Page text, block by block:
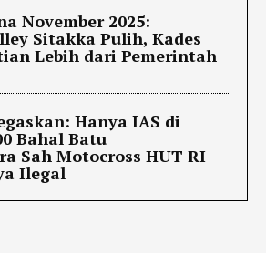
November 2025:
Sitakka Pulih, Kades
Lebih dari Pemerintah
Hanya IAS di
Bahal Batu
Sah Motocross HUT RI
Ilegal